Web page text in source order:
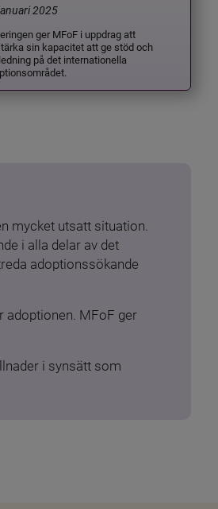
2025
ger MFoF i uppdrag att
sin kapacitet att ge stöd och
på det internationella
mycket utsatt situation.
i alla delar av det
adoptionssökande
adoptionen. MFoF ger
i synsätt som